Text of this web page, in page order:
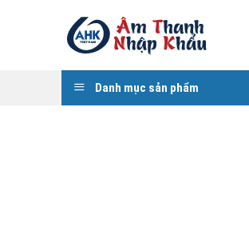
Danh mục sản phẩm